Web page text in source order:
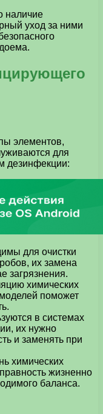
наличие
уход за ними
элементов,
для
дезинфекции:
для очистки
их замена
загрязнения.
химических
поможет
в системах
их нужно
и заменять при
химических
жизненно
баланса.